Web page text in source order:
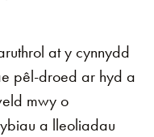
at y cynnydd
pêl-droed ar hyd a
mwy o
a lleoliadau